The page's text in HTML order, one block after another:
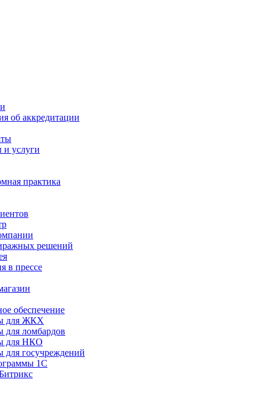
об аккредитации
и услуги
практика
решений
в прессе
обеспечение
для ЖКХ
для ломбардов
для НКО
госучреждений
1С